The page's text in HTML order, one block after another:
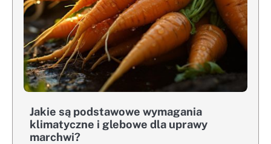
Jakie są podstawowe wymagania
klimatyczne i glebowe dla uprawy
marchwi?